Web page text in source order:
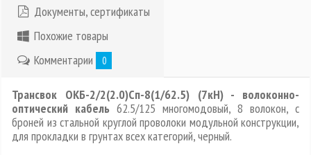
Документы, сертификаты
Похожие товары
Комментарии
0
Трансвок ОКБ-2/2(2.0)Сп-8(1/62.5) (7кН) - волоконно-
оптический кабель 62.5/125 многомодовый, 8 волокон, с
броней из стальной круглой проволоки модульной конструкции,
для прокладки в грунтах всех категорий, черный.